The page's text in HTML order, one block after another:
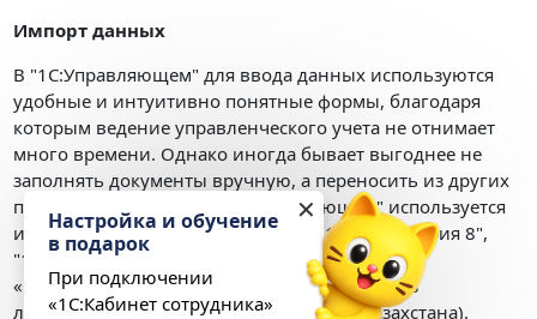
Импорт данных
В "1С:Управляющем" для ввода данных используются
удобные и интуитивно понятные формы, благодаря
которым ведение управленческого учета не отнимает
много времени. Однако иногда бывает выгоднее не
заполнять документы вручную, а переносить из других
программ. Для этого в "1С:Управляющем" используется
импорт данных из конфигураций "1С:Бухгалтерия 8",
"1С:Зарплата и управление персоналом" и
«1С:Управление торговлей 8» (в том числе из
локализаций для Украины, Беларуси и Казахстана).
✕
Настройка и обучение
в подарок
При подключении
«1С:Кабинет сотрудника»